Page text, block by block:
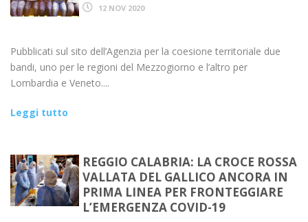
12 NOV 2020
Pubblicati sul sito dell’Agenzia per la coesione territoriale due
bandi, uno per le regioni del Mezzogiorno e l’altro per
Lombardia e Veneto....
Leggi tutto
REGGIO CALABRIA: LA CROCE ROSSA
VALLATA DEL GALLICO ANCORA IN
PRIMA LINEA PER FRONTEGGIARE
L’EMERGENZA COVID-19